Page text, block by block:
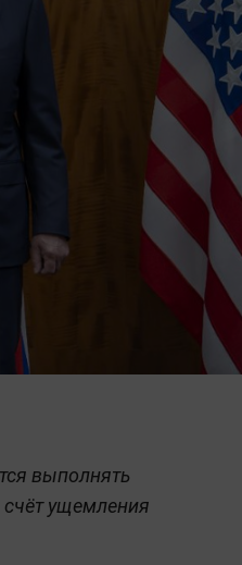
выполнять
счёт ущемления